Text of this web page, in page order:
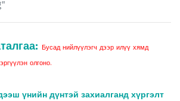
Бусад нийлүүлэгч дээр илүү хямд
олгоно.
үнийн дүнтэй захиалганд хүргэлт